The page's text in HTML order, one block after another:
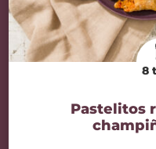
8
Pastelitos